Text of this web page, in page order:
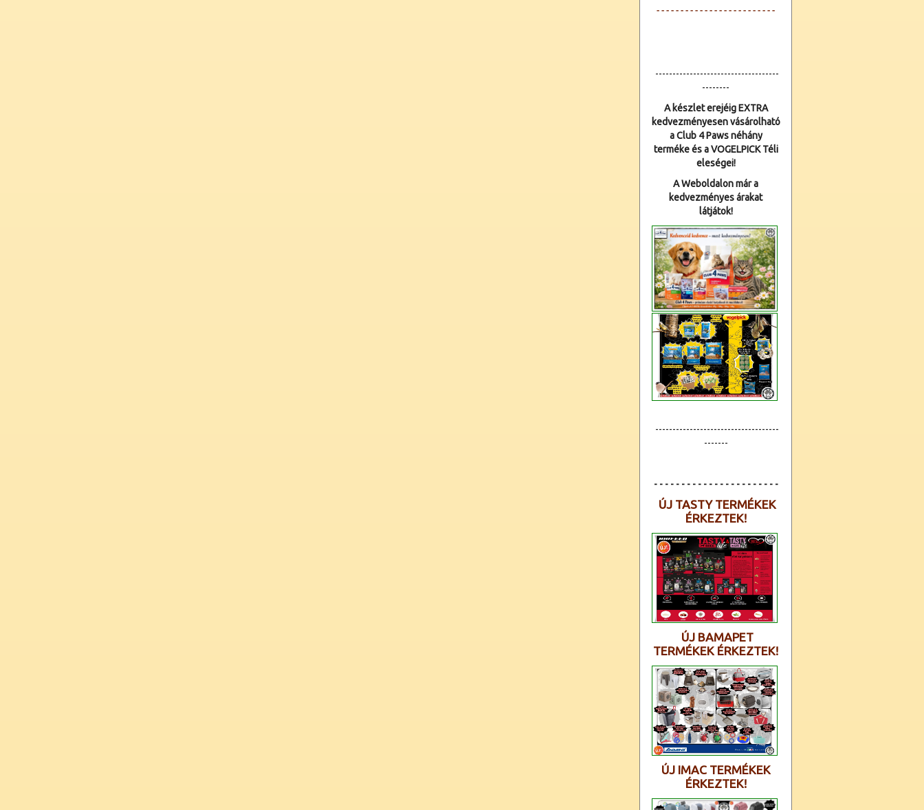
- - - - - - - - - - - - -- - - - - - - - - - - -
------------------------------------
--------
A készlet erejéig EXTRA
kedvezményesen vásárolható
a Club 4 Paws néhány
terméke és a VOGELPICK Téli
eleségei!
A Weboldalon már a
kedvezményes árakat
látjátok!
------------------------------------
-------
- - - - - - - - - - - - - - - - - - - - - - -
ÚJ TASTY TERMÉKEK
ÉRKEZTEK!
ÚJ BAMAPET
TERMÉKEK ÉRKEZTEK!
ÚJ IMAC TERMÉKEK
ÉRKEZTEK!